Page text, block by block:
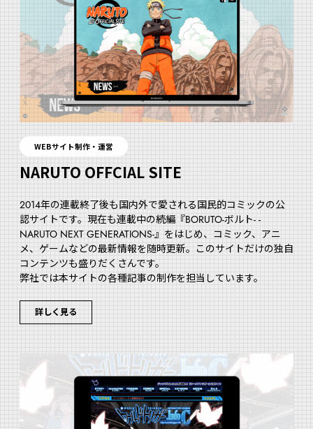
WEBサイト制作・運営
NARUTO OFFCIAL SITE
2014年の連載終了後も国内外で愛される国民的コミックの公
認サイトです。現在も連載中の続編『BORUTO-ボルト- -
NARUTO NEXT GENERATIONS-』をはじめ、コミック、アニ
メ、ゲームなどの最新情報を随時更新。このサイトだけの独自
コンテンツも盛りだくさんです。
弊社では本サイトの各種記事の制作を担当しています。
詳しく見る